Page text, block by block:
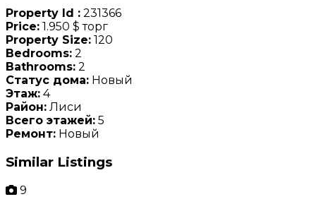
Property Id : 231366
Price: 1.950 $торг
Property Size: 120
Bedrooms: 2
Bathrooms: 2
Статус дома: Новый
Этаж: 4
Район: Лиси
Всего этажей: 5
Ремонт: Новый
Similar Listings
9